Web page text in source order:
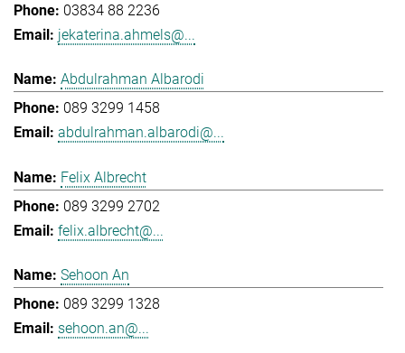
03834 88 2236
jekaterina.ahmels@...
Abdulrahman Albarodi
089 3299 1458
abdulrahman.albarodi@...
Felix Albrecht
089 3299 2702
felix.albrecht@...
Sehoon An
089 3299 1328
sehoon.an@...